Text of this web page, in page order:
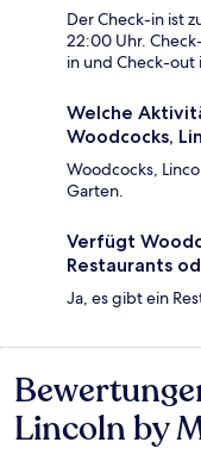
Der Check-in ist
22:00 Uhr.
in und Check-out
Welche
Woodcocks,
Woodcocks,
Garten.
Verfügt
Restaurants
Ja, es gibt ein
Bewertungen
Lincoln by